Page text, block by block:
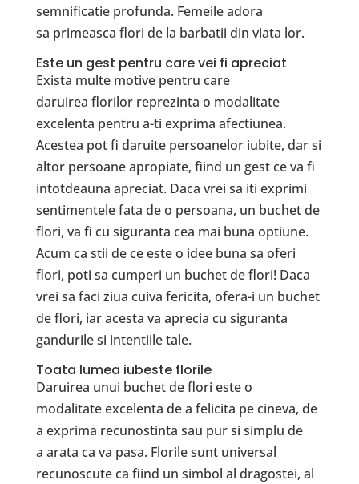
semnificatie profunda. Femeile adora
sa primeasca flori de la barbatii din viata lor.
Este un gest pentru care vei fi apreciat
Exista multe motive pentru care
daruirea florilor reprezinta o modalitate
excelenta pentru a-ti exprima afectiunea.
Acestea pot fi daruite persoanelor iubite, dar si
altor persoane apropiate, fiind un gest ce va fi
intotdeauna apreciat. Daca vrei sa iti exprimi
sentimentele fata de o persoana, un buchet de
flori, va fi cu siguranta cea mai buna optiune.
Acum ca stii de ce este o idee buna sa oferi
flori, poti sa cumperi un buchet de flori! Daca
vrei sa faci ziua cuiva fericita, ofera-i un buchet
de flori, iar acesta va aprecia cu siguranta
gandurile si intentiile tale.
Toata lumea iubeste florile
Daruirea unui buchet de flori este o
modalitate excelenta de a felicita pe cineva, de
a exprima recunostinta sau pur si simplu de
a arata ca va pasa. Florile sunt universal
recunoscute ca fiind un simbol al dragostei, al